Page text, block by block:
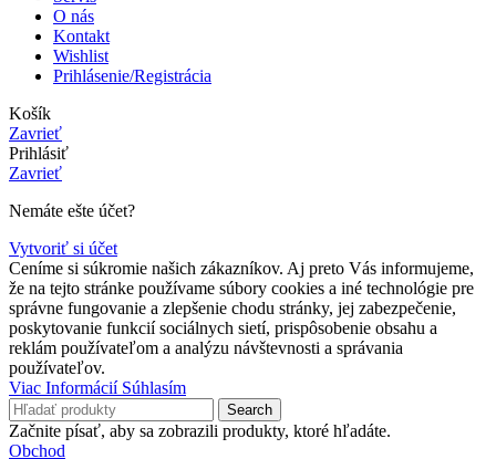
O nás
Kontakt
Wishlist
Prihlásenie/Registrácia
Košík
Zavrieť
Prihlásiť
Zavrieť
Nemáte ešte účet?
Vytvoriť si účet
Ceníme si súkromie našich zákazníkov. Aj preto Vás informujeme,
že na tejto stránke používame súbory cookies a iné technológie pre
správne fungovanie a zlepšenie chodu stránky, jej zabezpečenie,
poskytovanie funkcií sociálnych sietí, prispôsobenie obsahu a
reklám používateľom a analýzu návštevnosti a správania
používateľov.
Viac Informácií Viac
Súhlasím
Search
Začnite písať, aby sa zobrazili produkty, ktoré hľadáte.
Obchod